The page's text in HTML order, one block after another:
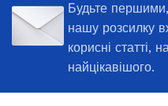
Будьте
нашу розсилку
корисні статті,
найцікавішого.